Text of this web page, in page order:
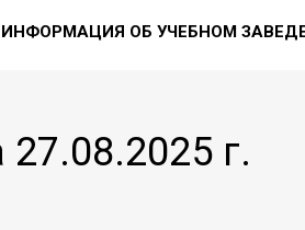
г.
ИНФОРМАЦИЯ ОБ УЧЕБНОМ